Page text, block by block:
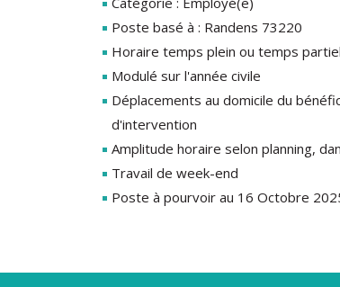
Poste basé à : Randens 73220
Horaire temps plein ou temps
Modulé sur l'année civile
Déplacements au domicile du
d'intervention
Amplitude horaire selon planning,
Travail de week-end
Poste à pourvoir au 16 Octobre